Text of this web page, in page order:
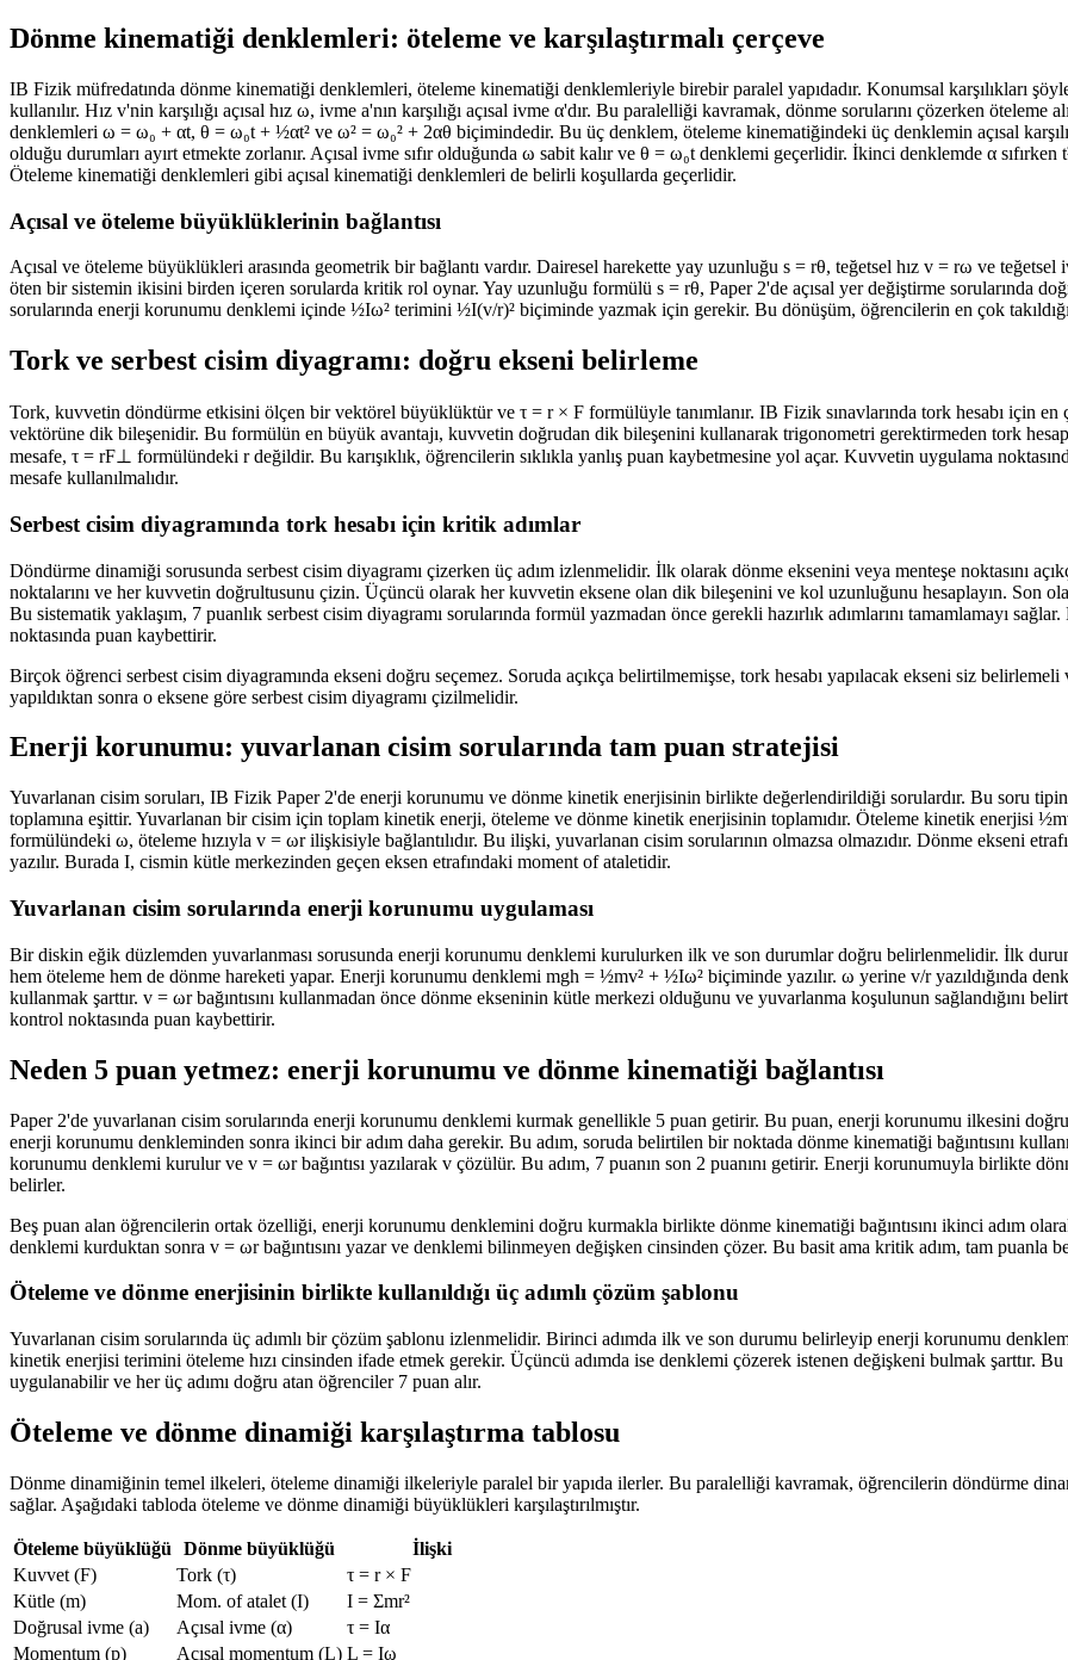
Dönme kinematiği denklemleri: öteleme ve karşılaştırmalı çerçeve
IB Fizik müfredatında dönme kinematiği denklemleri, öteleme kinematiği denklemleriyle birebir paralel yapıdadır. Konumsal karşılıkları
kullanılır. Hız v'nin karşılığı açısal hız ω, ivme a'nın karşılığı açısal ivme α'dır. Bu paralelliği kavramak, dönme sorularını çözerken
denklemleri ω = ω₀ + αt, θ = ω₀t + ½αt² ve ω² = ω₀² + 2αθ biçimindedir. Bu üç denklem, öteleme kinematiğindeki üç denklemin açısal
olduğu durumları ayırt etmekte zorlanır. Açısal ivme sıfır olduğunda ω sabit kalır ve θ = ω₀t denklemi geçerlidir. İkinci denklemde α
Öteleme kinematiği denklemleri gibi açısal kinematiği denklemleri de belirli koşullarda geçerlidir.
Açısal ve öteleme büyüklüklerinin bağlantısı
Açısal ve öteleme büyüklükleri arasında geometrik bir bağlantı vardır. Dairesel harekette yay uzunluğu s = rθ, teğetsel hız v = rω ve
öten bir sistemin ikisini birden içeren sorularda kritik rol oynar. Yay uzunluğu formülü s = rθ, Paper 2'de açısal yer değiştirme sorularında
sorularında enerji korunumu denklemi içinde ½Iω² terimini ½I(v/r)² biçiminde yazmak için gerekir. Bu dönüşüm, öğrencilerin en çok
Tork ve serbest cisim diyagramı: doğru ekseni belirleme
Tork, kuvvetin döndürme etkisini ölçen bir vektörel büyüklüktür ve τ = r × F formülüyle tanımlanır. IB Fizik sınavlarında tork hesabı için
vektörüne dik bileşenidir. Bu formülün en büyük avantajı, kuvvetin doğrudan dik bileşenini kullanarak trigonometri gerektirmeden tork
mesafe, τ = rF⊥ formülündeki r değildir. Bu karışıklık, öğrencilerin sıklıkla yanlış puan kaybetmesine yol açar. Kuvvetin uygulama
mesafe kullanılmalıdır.
Serbest cisim diyagramında tork hesabı için kritik adımlar
Döndürme dinamiği sorusunda serbest cisim diyagramı çizerken üç adım izlenmelidir. İlk olarak dönme eksenini veya menteşe noktasını
noktalarını ve her kuvvetin doğrultusunu çizin. Üçüncü olarak her kuvvetin eksene olan dik bileşenini ve kol uzunluğunu hesaplayın. Son
Bu sistematik yaklaşım, 7 puanlık serbest cisim diyagramı sorularında formül yazmadan önce gerekli hazırlık adımlarını tamamlamayı
noktasında puan kaybettirir.
Birçok öğrenci serbest cisim diyagramında ekseni doğru seçemez. Soruda açıkça belirtilmemişse, tork hesabı yapılacak ekseni siz belirlemeli
yapıldıktan sonra o eksene göre serbest cisim diyagramı çizilmelidir.
Enerji korunumu: yuvarlanan cisim sorularında tam puan stratejisi
Yuvarlanan cisim soruları, IB Fizik Paper 2'de enerji korunumu ve dönme kinetik enerjisinin birlikte değerlendirildiği sorulardır. Bu soru
toplamına eşittir. Yuvarlanan bir cisim için toplam kinetik enerji, öteleme ve dönme kinetik enerjisinin toplamıdır. Öteleme kinetik enerjisi
formülündeki ω, öteleme hızıyla v = ωr ilişkisiyle bağlantılıdır. Bu ilişki, yuvarlanan cisim sorularının olmazsa olmazıdır. Dönme ekseni
yazılır. Burada I, cismin kütle merkezinden geçen eksen etrafındaki moment of ataletidir.
Yuvarlanan cisim sorularında enerji korunumu uygulaması
Bir diskin eğik düzlemden yuvarlanması sorusunda enerji korunumu denklemi kurulurken ilk ve son durumlar doğru belirlenmelidir. İlk
hem öteleme hem de dönme hareketi yapar. Enerji korunumu denklemi mgh = ½mv² + ½Iω² biçiminde yazılır. ω yerine v/r yazıldığında
kullanmak şarttır. v = ωr bağıntısını kullanmadan önce dönme ekseninin kütle merkezi olduğunu ve yuvarlanma koşulunun sağlandığını
kontrol noktasında puan kaybettirir.
Neden 5 puan yetmez: enerji korunumu ve dönme kinematiği bağlantısı
Paper 2'de yuvarlanan cisim sorularında enerji korunumu denklemi kurmak genellikle 5 puan getirir. Bu puan, enerji korunumu ilkesini
enerji korunumu denkleminden sonra ikinci bir adım daha gerekir. Bu adım, soruda belirtilen bir noktada dönme kinematiği bağıntısını
korunumu denklemi kurulur ve v = ωr bağıntısı yazılarak v çözülür. Bu adım, 7 puanın son 2 puanını getirir. Enerji korunumuyla birlikte
belirler.
Beş puan alan öğrencilerin ortak özelliği, enerji korunumu denklemini doğru kurmakla birlikte dönme kinematiği bağıntısını ikinci adım
denklemi kurduktan sonra v = ωr bağıntısını yazar ve denklemi bilinmeyen değişken cinsinden çözer. Bu basit ama kritik adım, tam puanla
Öteleme ve dönme enerjisinin birlikte kullanıldığı üç adımlı çözüm şablonu
Yuvarlanan cisim sorularında üç adımlı bir çözüm şablonu izlenmelidir. Birinci adımda ilk ve son durumu belirleyip enerji korunumu
kinetik enerjisi terimini öteleme hızı cinsinden ifade etmek gerekir. Üçüncü adımda ise denklemi çözerek istenen değişkeni bulmak şarttır.
uygulanabilir ve her üç adımı doğru atan öğrenciler 7 puan alır.
Öteleme ve dönme dinamiği karşılaştırma tablosu
Dönme dinamiğinin temel ilkeleri, öteleme dinamiği ilkeleriyle paralel bir yapıda ilerler. Bu paralelliği kavramak, öğrencilerin döndürme
sağlar. Aşağıdaki tabloda öteleme ve dönme dinamiği büyüklükleri karşılaştırılmıştır.
Öteleme büyüklüğü Dönme büyüklüğü
İlişki
Kuvvet (F)
Tork (τ)
τ = r × F
Kütle (m)
Mom. of atalet (I)
I = Σmr²
Doğrusal ivme (a)
Açısal ivme (α)
τ = Iα
Momentum (p)
Açısal momentum (L) L = Iω